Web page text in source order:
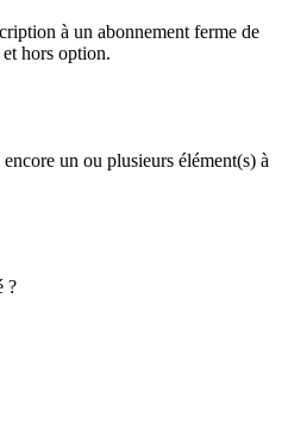
à un abonnement ferme de
hors option.
un ou plusieurs élément(s) à
?